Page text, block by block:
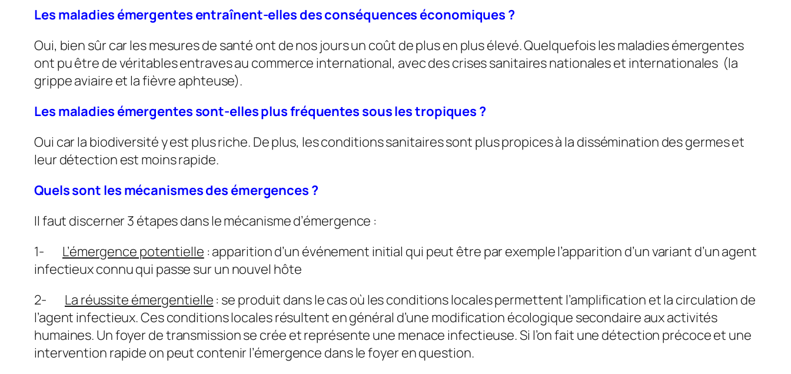
Les maladies émergentes entraînent-elles des conséquences économiques ?
Oui, bien sûr car les mesures de santé ont de nos jours un coût de plus en plus élevé. Quelquefois les maladies émergentes
ont pu être de véritables entraves au commerce international, avec des crises sanitaires nationales et internationales (la
grippe aviaire et la fièvre aphteuse).
Les maladies émergentes sont-elles plus fréquentes sous les tropiques ?
Oui car la biodiversité y est plus riche. De plus, les conditions sanitaires sont plus propices à la dissémination des germes et
leur détection est moins rapide.
Quels sont les mécanismes des émergences ?
Il faut discerner 3 étapes dans le mécanisme d’émergence :
1- L’émergence potentielle : apparition d’un événement initial qui peut être par exemple l’apparition d’un variant d’un agent
infectieux connu qui passe sur un nouvel hôte
2- La réussite émergentielle : se produit dans le cas où les conditions locales permettent l’amplification et la circulation de
l’agent infectieux. Ces conditions locales résultent en général d’une modification écologique secondaire aux activités
humaines. Un foyer de transmission se crée et représente une menace infectieuse. Si l’on fait une détection précoce et une
intervention rapide on peut contenir l’émergence dans le foyer en question.